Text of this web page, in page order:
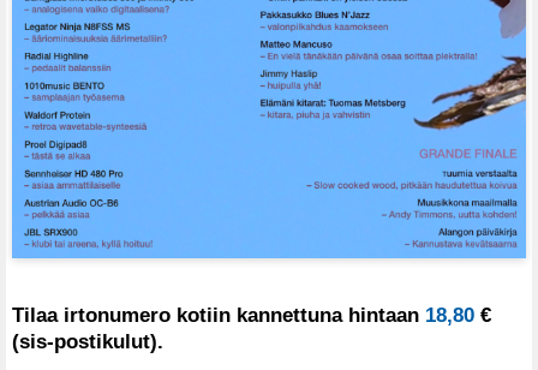
Tilaa irtonumero kotiin kannettuna hintaan 18,80 €
(sis-postikulut).